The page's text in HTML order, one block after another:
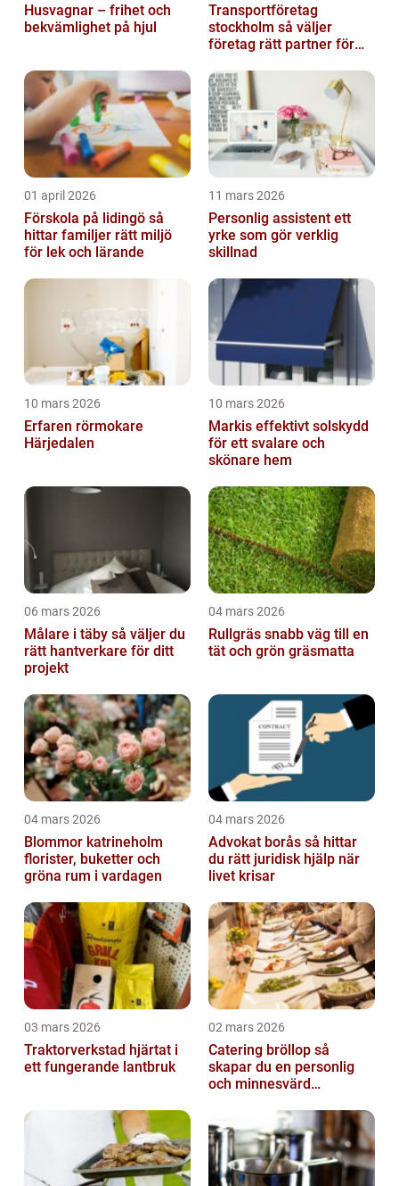
Husvagnar – frihet och
bekvämlighet på hjul
Transportföretag
stockholm så väljer
företag rätt partner för
01 april 2026
Förskola på lidingö så
hittar familjer rätt miljö
för lek och lärande
11 mars 2026
Personlig assistent ett
yrke som gör verklig
skillnad
10 mars 2026
Erfaren rörmokare
Härjedalen
10 mars 2026
Markis effektivt solskydd
för ett svalare och
skönare hem
06 mars 2026
Målare i täby så väljer du
rätt hantverkare för ditt
projekt
04 mars 2026
Rullgräs snabb väg till en
tät och grön gräsmatta
04 mars 2026
Blommor katrineholm
florister, buketter och
gröna rum i vardagen
04 mars 2026
Advokat borås så hittar
du rätt juridisk hjälp när
livet krisar
03 mars 2026
Traktorverkstad hjärtat i
ett fungerande lantbruk
02 mars 2026
Catering bröllop så
skapar du en personlig
och minnesvärd